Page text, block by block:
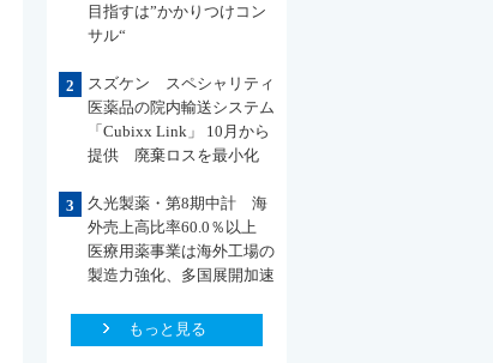
目指すは”かかりつけコン
サル“
2
スズケン スペシャリティ
医薬品の院内輸送システム
「Cubixx Link」 10月から
提供 廃棄ロスを最小化
3
久光製薬・第8期中計 海
外売上高比率60.0％以上
医療用薬事業は海外工場の
製造力強化、多国展開加速
もっと見る